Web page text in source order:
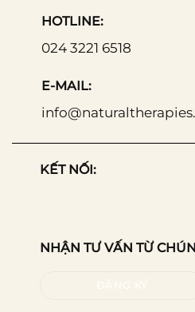
HOTLINE:
024 3221 6518
E-MAIL:
KẾT NỐI:
NHẬN TƯ VẤN TỪ